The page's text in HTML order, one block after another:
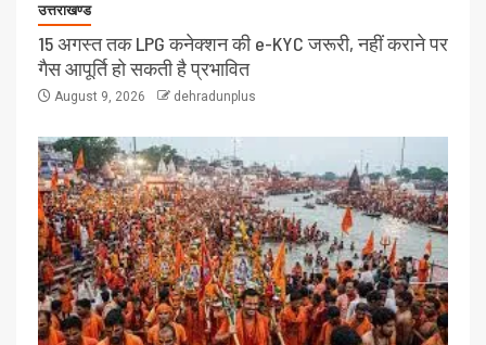
उत्तराखण्ड
15 अगस्त तक LPG कनेक्शन की e-KYC जरूरी, नहीं कराने पर
गैस आपूर्ति हो सकती है प्रभावित
August 9, 2026 dehradunplus